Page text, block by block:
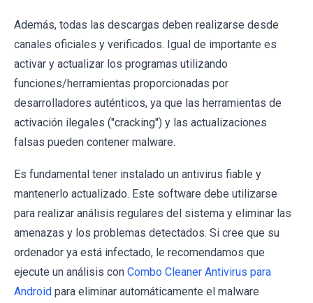
Además, todas las descargas deben realizarse desde
canales oficiales y verificados. Igual de importante es
activar y actualizar los programas utilizando
funciones/herramientas proporcionadas por
desarrolladores auténticos, ya que las herramientas de
activación ilegales ("cracking") y las actualizaciones
falsas pueden contener malware.
Es fundamental tener instalado un antivirus fiable y
mantenerlo actualizado. Este software debe utilizarse
para realizar análisis regulares del sistema y eliminar las
amenazas y los problemas detectados. Si cree que su
ordenador ya está infectado, le recomendamos que
ejecute un análisis con Combo Cleaner Antivirus para
Android para eliminar automáticamente el malware